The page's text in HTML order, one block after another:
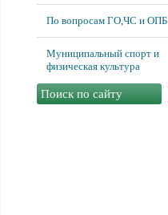
По вопросам ГО,ЧС и ОПБ
Муниципальный спорт и
физическая культура